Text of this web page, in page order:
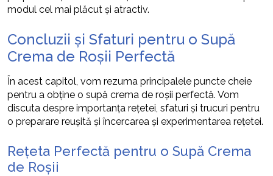
modul cel mai plăcut și atractiv.
Concluzii și Sfaturi pentru o Supă
Crema de Roșii Perfectă
În acest capitol, vom rezuma principalele puncte cheie
pentru a obține o supă crema de roșii perfectă. Vom
discuta despre importanța rețetei, sfaturi și trucuri pentru
o preparare reușită și încercarea și experimentarea rețetei.
Rețeta Perfectă pentru o Supă Crema
de Roșii